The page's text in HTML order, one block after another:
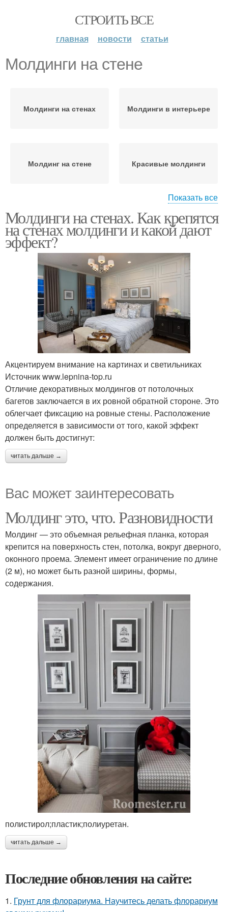
СТРОИТЬ ВСЕ
главная новости статьи
Молдинги на стене
Молдинги на стенах Молдинги в интерьере
Молдинг на стене Красивые молдинги
Молдинги для стен
Молдинги в частном
доме
Молдинги на стену Стен с обоями
Молдинги в квартире Молдинг для стены
Показать все
Молдинги на стенах. Как крепятся
на стенах молдинги и какой дают
эффект?
Акцентируем внимание на картинах и светильниках
Источник www.lepnina-top.ru
Отличие декоративных молдингов от потолочных
багетов заключается в их ровной обратной стороне. Это
облегчает фиксацию на ровные стены. Расположение
определяется в зависимости от того, какой эффект
должен быть достигнут:
читать дальше →
Вас может заинтересовать
Молдинг это, что. Разновидности
Молдинг — это объемная рельефная планка, которая
крепится на поверхность стен, потолка, вокруг дверного,
оконного проема. Элемент имеет ограничение по длине
(2 м), но может быть разной ширины, формы,
содержания.
полистирол;пластик;полиуретан.
читать дальше →
Последние обновления на сайте:
1. Грунт для флорариума. Научитесь делать флорариум